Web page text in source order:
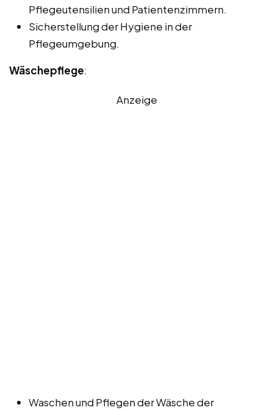
Pflegeutensilien und Patientenzimmern.
Sicherstellung der Hygiene in der
Pflegeumgebung.
Wäschepflege:
Anzeige
Waschen und Pflegen der Wäsche der